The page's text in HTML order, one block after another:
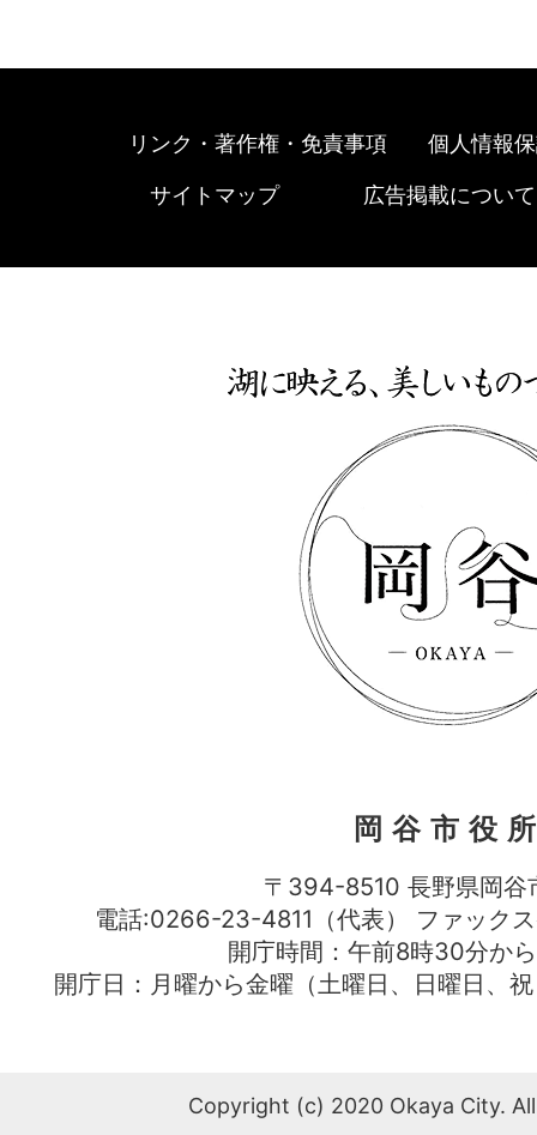
リンク・著作権・免責事項 個人情報
サイトマップ 広告掲載について
岡谷市役
〒394-8510 長野県岡谷
電話:0266-23-4811（代表） ファッ
開庁時間：午前8時30分か
開庁日：月曜から金曜（土曜日、日曜日、
Copyright (c) 2020 Okaya City.